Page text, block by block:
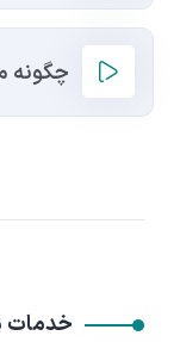
چگونه
خدمات